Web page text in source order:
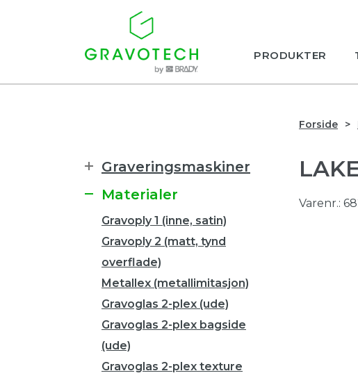
PRODUKTER
Forside
Varenr.:
Graveringsmaskiner
Materialer
Gravoply 1 (inne, satin)
Gravoply 2 (matt, tynd
overflade)
Metallex (metallimitasjon)
Gravoglas 2-plex (ude)
Gravoglas 2-plex bagside
(ude)
Gravoglas 2-plex texture